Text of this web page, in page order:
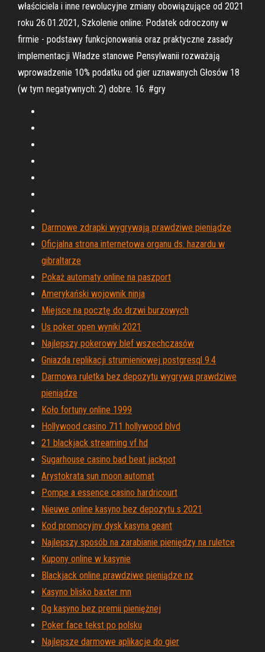
właściciela i inne rewolucyjne zmiany obowiązujące od 2021
roku 26.01.2021, Szkolenie online: Podatek odroczony w
firmie - podstawy funkcjonowania oraz praktyczne zasady
implementacji Władze stanowe Pensylwanii rozważają
wprowadzenie 10% podatku od gier uznawanych Głosów 18
(w tym negatywnych: 2) dobre. 16. #gry
Darmowe zdrapki wygrywają prawdziwe pieniądze
Oficjalna strona internetowa organu ds. hazardu w
gibraltarze
Pokaż automaty online na paszport
Amerykański wojownik ninja
Miejsce na pocztę do drzwi burzowych
Us poker open wyniki 2021
Najlepszy pokerowy blef wszechczasów
Gniazda replikacji strumieniowej postgresql 9.4
Darmowa ruletka bez depozytu wygrywa prawdziwe
pieniądze
Koło fortuny online 1999
Hollywood casino 711 hollywood blvd
21 blackjack streaming vf hd
Sugarhouse casino bad beat jackpot
Arystokrata sun moon automat
Pompe a essence casino hardricourt
Nieuwe online kasyno bez depozytu s 2021
Kod promocyjny dysk kasyna geant
Najlepszy sposób na zarabianie pieniędzy na ruletce
Kupony online w kasynie
Blackjack online prawdziwe pieniądze nz
Kasyno blisko baxter mn
Og kasyno bez premii pieniężnej
Poker face tekst po polsku
Najlepsze darmowe aplikacje do gier